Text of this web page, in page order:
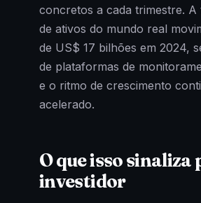
concretos a cada trimestre. A
de ativos do mundo real
de US$ 17 bilhões em 2024,
de plataformas de
e o ritmo de crescimento
acelerado.
O que isso sinaliza
investidor